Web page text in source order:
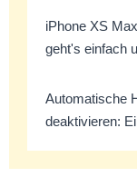
iPhone XS
geht's einfach
Automatische
deaktivieren: